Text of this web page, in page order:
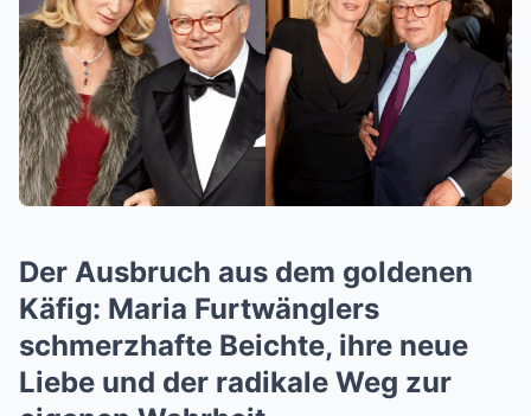
Der Ausbruch aus dem goldenen
Käfig: Maria Furtwänglers
schmerzhafte Beichte, ihre neue
Liebe und der radikale Weg zur